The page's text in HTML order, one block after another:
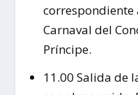
correspondiente
Carnaval del
Príncipe.
11.00 Salida de